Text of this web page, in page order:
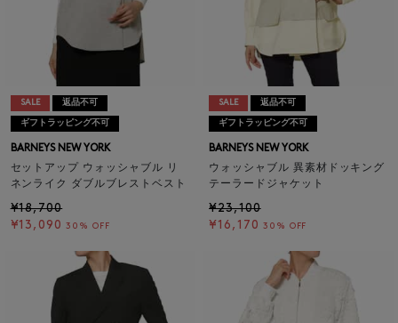
SALE 返品不可
ギフトラッピング不可
BARNEYS NEW YORK
セットアップ ウォッシャブル リ
ネンライク ダブルブレストベスト
¥18,700
¥13,090 30% OFF
SALE 返品不可
ギフトラッピング不可
BARNEYS NEW YORK
ウォッシャブル 異素材ドッキング
テーラードジャケット
¥23,100
¥16,170 30% OFF